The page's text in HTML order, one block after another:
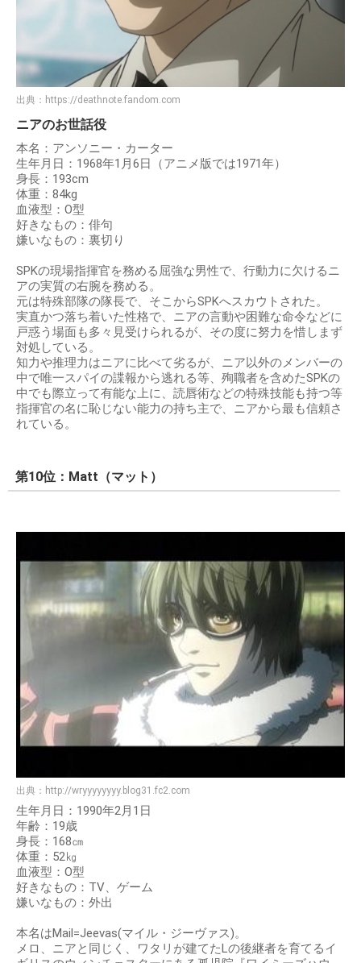
出典： https://deathnote.fandom.com
ニアのお世話役
本名：アンソニー・カーター
生年月日：1968年1月6日（アニメ版では1971年）
身長：193cm
体重：84kg
血液型：O型
好きなもの：俳句
嫌いなもの：裏切り
SPKの現場指揮官を務める屈強な男性で、行動力に欠けるニ
アの実質の右腕を務める。
元は特殊部隊の隊長で、そこからSPKへスカウトされた。
実直かつ落ち着いた性格で、ニアの言動や困難な命令などに
戸惑う場面も多々見受けられるが、その度に努力を惜しまず
対処している。
知力や推理力はニアに比べて劣るが、ニア以外のメンバーの
中で唯一スパイの諜報から逃れる等、殉職者を含めたSPKの
中でも際立って有能な上に、読唇術などの特殊技能も持つ等
指揮官の名に恥じない能力の持ち主で、ニアから最も信頼さ
れている。
第10位：Matt（マット）
出典： http://wryyyyyyyy.blog31.fc2.com
生年月日：1990年2月1日
年齢：19歳
身長：168㎝
体重：52㎏
血液型：O型
好きなもの：TV、ゲーム
嫌いなもの：外出
本名はMail=Jeevas(マイル・ジーヴァス)。
メロ、ニアと同じく、ワタリが建てたLの後継者を育てるイ